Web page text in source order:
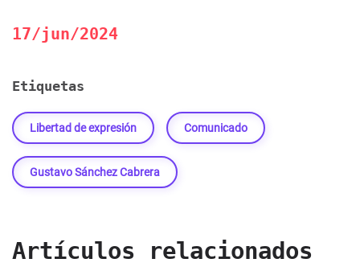
17/jun/2024
Etiquetas
Libertad de expresión Comunicado
Gustavo Sánchez Cabrera
Artículos relacionados